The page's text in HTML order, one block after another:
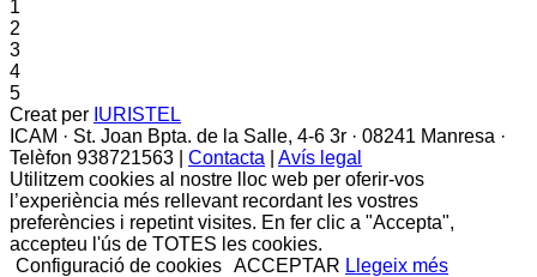
1
2
3
4
5
Creat per IURISTEL
ICAM · St. Joan Bpta. de la Salle, 4-6 3r · 08241 Manresa ·
Telèfon 938721563 | Contacta
Avís legal
Utilitzem cookies al nostre lloc web per oferir-vos
l’experiència més rellevant recordant les vostres
preferències i repetint visites. En fer clic a "Accepta",
accepteu l'ús de TOTES les cookies.
Configuració de cookies ACCEPTAR Llegeix més